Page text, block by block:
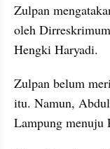
Zulpan
oleh
Hengki Haryadi.
Zulpan belum
itu. Namun,
Lampung menuju